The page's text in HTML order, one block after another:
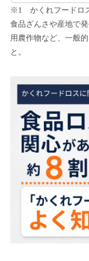
※1 かくれフードロ
食品ざんさや産地で
用農作物など、一般
と。